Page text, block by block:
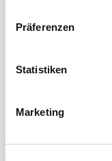
Präferenzen
Statistiken
Marketing